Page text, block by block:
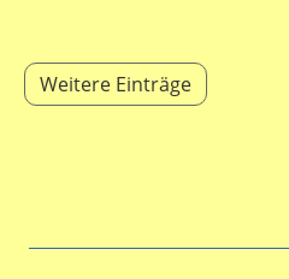
Weitere Einträge